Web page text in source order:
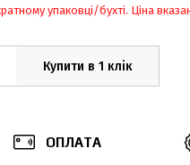
упаковці/бухті. Ціна
Купити в 1 клік
ОПЛАТА